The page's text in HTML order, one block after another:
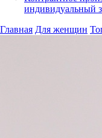
индивидуальный
Главная Для женщин